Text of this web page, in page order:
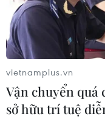
Phát hiện thú vị về
vị càphê qua chiếc
01/07/2026 12:06
vietnamplus.vn
Vận chuyển quá
sở hữu trí tuệ